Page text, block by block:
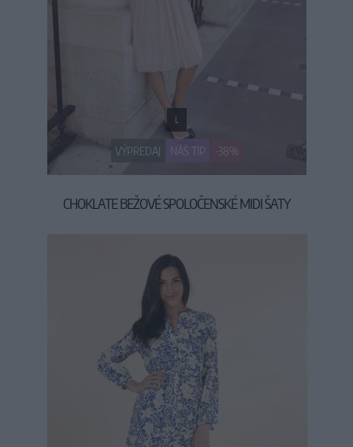
VÝPREDAJ NÁŠ TIP -38%
L
CHOKLATE BEŽOVÉ SPOLOČENSKÉ MIDI ŠATY